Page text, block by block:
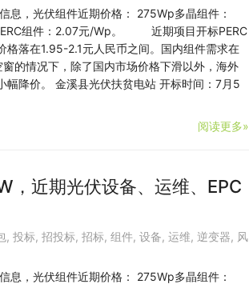
息，光伏组件近期价格： 275Wp多晶组件：
组件：2.07元/Wp。 近期项目开标PERC
格落在1.95-2.1元人民币之间。国内组件需求在
的情况下，除了国内市场价格下滑以外，海外
幅降价。 金溪县光伏扶贫电站 开标时间：7月5
阅读更多»
，近期光伏设备、运维、EPC
, 投标, 招投标, 招标, 组件, 设备, 运维, 逆变器, 风
息，光伏组件近期价格： 275Wp多晶组件：